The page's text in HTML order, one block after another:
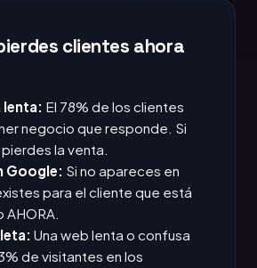
clientes ahora
lenta: El 78% de los clientes
negocio que responde. Si
la venta.
Google: Si no apareces en
para el cliente que está
Una web lenta o confusa
de visitantes en los